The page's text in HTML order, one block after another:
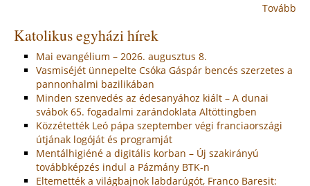
Tovább
Katolikus egyházi hírek
Mai evangélium – 2026. augusztus 8.
Vasmiséjét ünnepelte Csóka Gáspár bencés szerzetes a
pannonhalmi bazilikában
Minden szenvedés az édesanyához kiált – A dunai
svábok 65. fogadalmi zarándoklata Altöttingben
Közzétették Leó pápa szeptember végi franciaországi
útjának logóját és programját
Mentálhigiéné a digitális korban – Új szakirányú
továbbképzés indul a Pázmány BTK-n
Eltemették a világbajnok labdarúgót, Franco Baresit: